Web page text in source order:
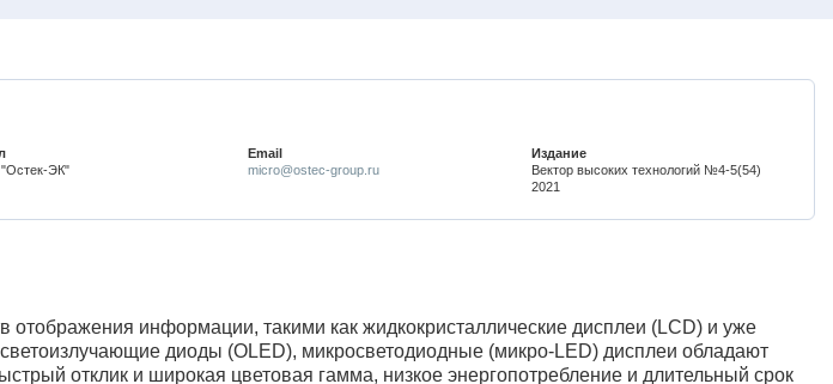
ЭК"
Email
micro@ostec-group.ru
Издание
Вектор высоких технологий №4-5(54)
2021
отображения информации, такими как жидкокристаллические дисплеи (LCD) и уже
диоды (OLED), микросветодиодные (микро-LED) дисплеи обладают
отклик и широкая цветовая гамма, низкое энергопотребление и длительный срок